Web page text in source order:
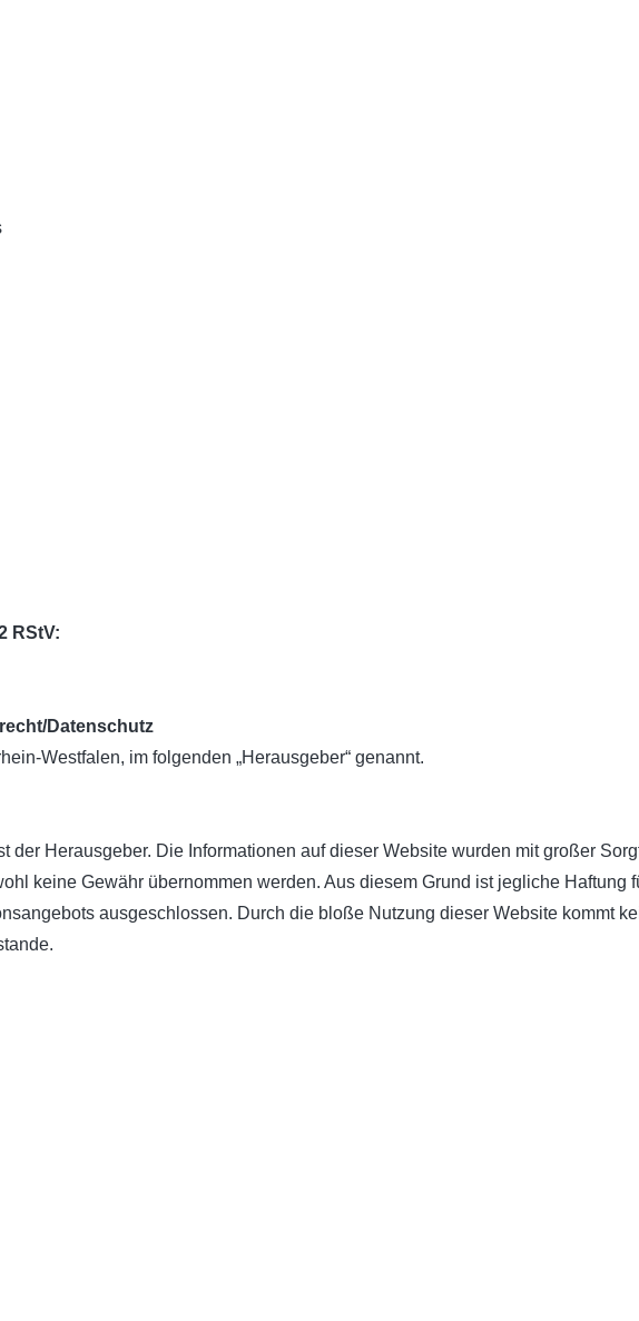
RStV:
Datenschutz
Westfalen, im folgenden „Herausgeber“ genannt.
der Herausgeber. Die Informationen auf dieser Website wurden mit großer
keine Gewähr übernommen werden. Aus diesem Grund ist jegliche Haftung
ausgeschlossen. Durch die bloße Nutzung dieser Website kommt